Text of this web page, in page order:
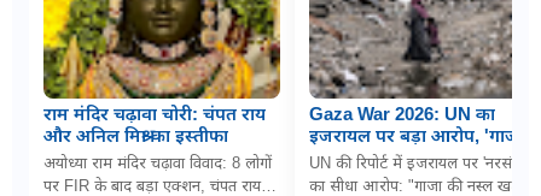
राम मंदिर चढ़ावा चोरी: चंपत राय
और अनिल मिश्रा का इस्तीफा
अयोध्या राम मंदिर चढ़ावा विवाद: 8 लोगों
पर FIR के बाद बड़ा एक्शन, चंपत राय
Gaza War 2026: UN का
इजरायल पर बड़ा आरोप, 'गाजा में
नरसंहार के लिए बच्चों को
जानबूझकर बना रहे निशाना'
UN की रिपोर्ट में इजरायल पर 'नरसंहार'
का सीधा आरोप: "गाजा की नस्ल खत्म